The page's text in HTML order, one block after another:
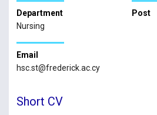
Department
Nursing
Post
Email
hsc.st@frederick.ac.cy
Short CV